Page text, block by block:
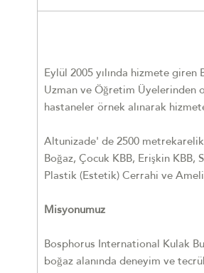
Eylül 2005 yılında hizmete
Uzman ve Öğretim Üyelerinden
hastaneler örnek alınarak
Altunizade' de 2500 metrekarelik
Boğaz, Çocuk KBB, Erişkin KBB,
Plastik (Estetik) Cerrahi ve
Misyonumuz
Bosphorus International Kulak
boğaz alanında deneyim ve